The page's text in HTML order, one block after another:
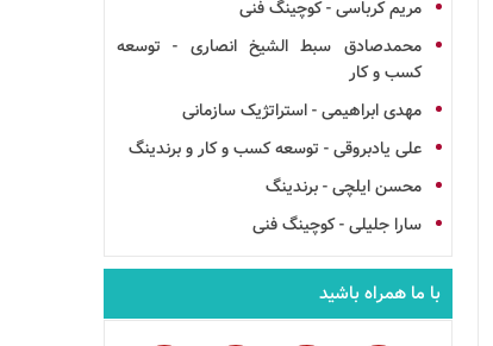
مریم کرباسی - کوچینگ فنی
محمدصادق سبط الشیخ انصاری - توسعه
کسب و کار
مهدی ابراهیمی - استراتژیک سازمانی
علی یادبروقی - توسعه کسب و کار و برندینگ
محسن ایلچی - برندینگ
سارا جلیلی - کوچینگ فنی
با ما همراه باشید